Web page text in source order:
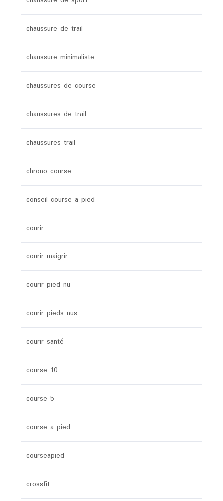
chaussure de trail
chaussure minimaliste
chaussures de course
chaussures de trail
chaussures trail
chrono course
conseil course a pied
courir
courir maigrir
courir pied nu
courir pieds nus
courir santé
course 10
course 5
course a pied
courseapied
crossfit